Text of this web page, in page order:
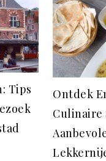
Tips
Ontdek
Culinaire